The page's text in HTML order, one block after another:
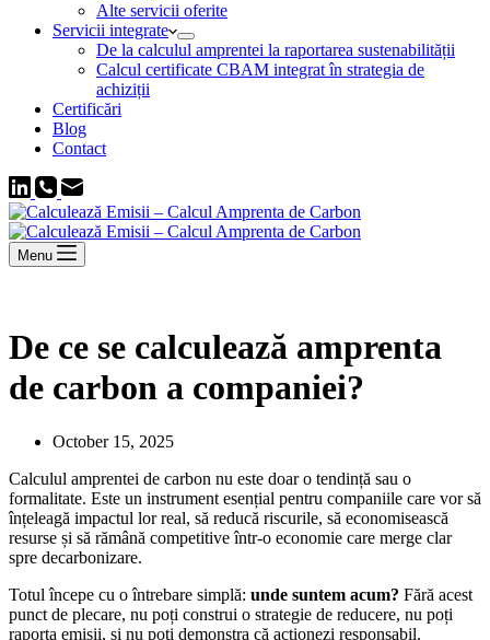
Alte servicii oferite
Servicii integrate
De la calculul amprentei la raportarea sustenabilității
Calcul certificate CBAM integrat în strategia de
achiziții
Certificări
Blog
Contact
Menu
De ce se calculează amprenta
de carbon a companiei?
October 15, 2025
Calculul amprentei de carbon nu este doar o tendință sau o
formalitate. Este un instrument esențial pentru companiile care vor să
înțeleagă impactul lor real, să reducă riscurile, să economisească
resurse și să rămână competitive într-o economie care merge clar
spre decarbonizare.
Totul începe cu o întrebare simplă: unde suntem acum? Fără acest
punct de plecare, nu poți construi o strategie de reducere, nu poți
raporta emisii, și nu poți demonstra că acționezi responsabil.